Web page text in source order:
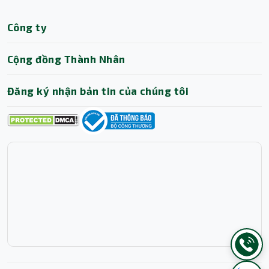
Công ty
Cộng đồng Thành Nhân
Đăng ký nhận bản tin của chúng tôi